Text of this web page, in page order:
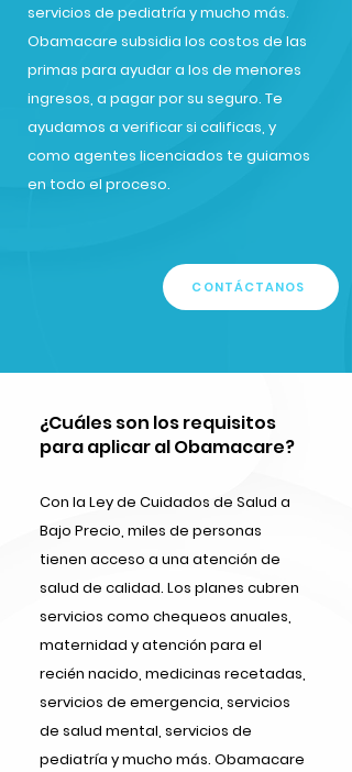
servicios de pediatría y mucho más.
Obamacare subsidia los costos de las
primas para ayudar a los de menores
ingresos, a pagar por su seguro. Te
ayudamos a verificar si calificas, y
como agentes licenciados te guiamos
en todo el proceso.
CONTÁCTANOS
¿Cuáles son los requisitos
para aplicar al Obamacare?
Con la Ley de Cuidados de Salud a
Bajo Precio, miles de personas
tienen acceso a una atención de
salud de calidad. Los planes cubren
servicios como chequeos anuales,
maternidad y atención para el
recién nacido, medicinas recetadas,
servicios de emergencia, servicios
de salud mental, servicios de
pediatría y mucho más. Obamacare